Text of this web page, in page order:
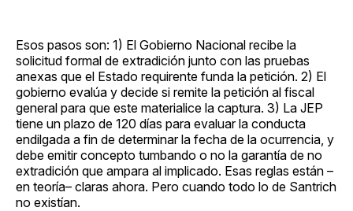
Esos pasos son: 1) El Gobierno Nacional recibe la
solicitud formal de extradición junto con las pruebas
anexas que el Estado requirente funda la petición. 2) El
gobierno evalúa y decide si remite la petición al fiscal
general para que este materialice la captura. 3) La JEP
tiene un plazo de 120 días para evaluar la conducta
endilgada a fin de determinar la fecha de la ocurrencia, y
debe emitir concepto tumbando o no la garantía de no
extradición que ampara al implicado. Esas reglas están –
en teoría– claras ahora. Pero cuando todo lo de Santrich
no existían.